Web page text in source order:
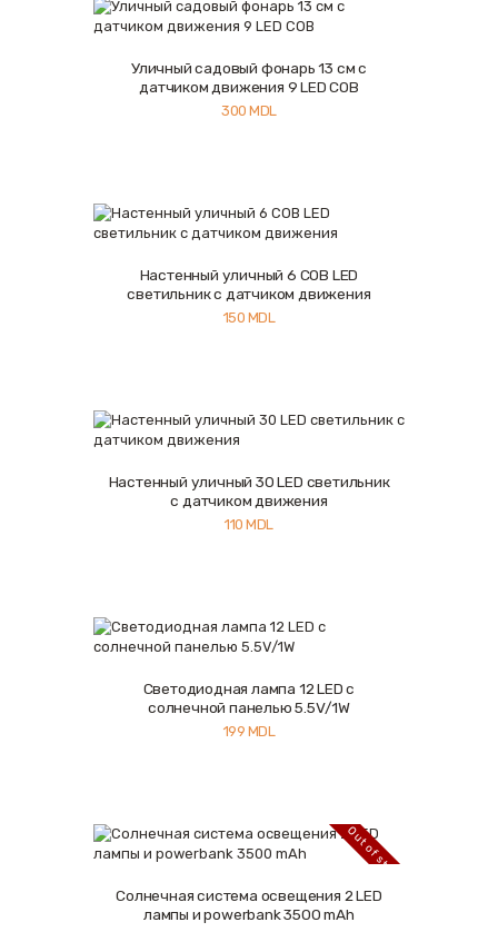
Купить Подробнее
Уличный садовый фонарь 13 см с
датчиком движения 9 LED COB
300MDL
Купить Подробнее
Настенный уличный 6 COB LED
светильник с датчиком движения
150 MDL
Купить Подробнее
Настенный уличный 30 LED светильник
с датчиком движения
110MDL
Купить Подробнее
Светодиодная лампа 12 LED c
солнечной панелью 5.5V/1W
199 MDL
Out of stock
Подробнее
Солнечная система освещения 2 LED
лампы и powerbank 3500 mAh